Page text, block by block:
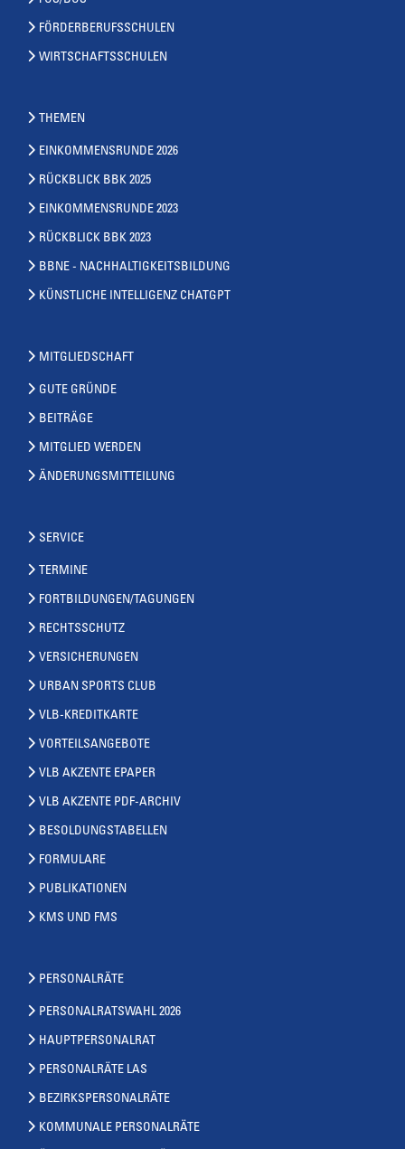
FÖRDERBERUFSSCHULEN
WIRTSCHAFTSSCHULEN
THEMEN
EINKOMMENSRUNDE 2026
RÜCKBLICK BBK 2025
EINKOMMENSRUNDE 2023
RÜCKBLICK BBK 2023
BBNE - NACHHALTIGKEITSBILDUNG
KÜNSTLICHE INTELLIGENZ CHATGPT
MITGLIEDSCHAFT
GUTE GRÜNDE
BEITRÄGE
MITGLIED WERDEN
ÄNDERUNGSMITTEILUNG
SERVICE
TERMINE
FORTBILDUNGEN/TAGUNGEN
RECHTSSCHUTZ
VERSICHERUNGEN
URBAN SPORTS CLUB
VLB-KREDITKARTE
VORTEILSANGEBOTE
VLB AKZENTE EPAPER
VLB AKZENTE PDF-ARCHIV
BESOLDUNGSTABELLEN
FORMULARE
PUBLIKATIONEN
KMS UND FMS
PERSONALRÄTE
PERSONALRATSWAHL 2026
HAUPTPERSONALRAT
PERSONALRÄTE LAS
BEZIRKSPERSONALRÄTE
KOMMUNALE PERSONALRÄTE